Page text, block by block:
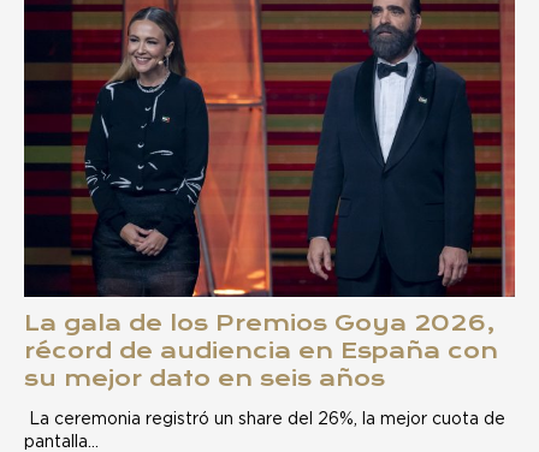
La gala de los Premios Goya 2026,
récord de audiencia en España con
su mejor dato en seis años
La ceremonia registró un share del 26%, la mejor cuota de
pantalla…